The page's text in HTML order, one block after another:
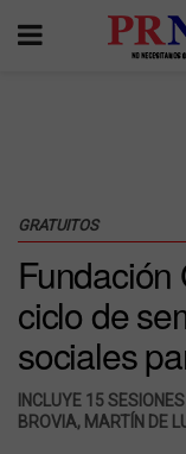
GRATUITOS
Fundación
ciclo de
sociales
INCLUYE 15
BROVIA, MARTÍN DE